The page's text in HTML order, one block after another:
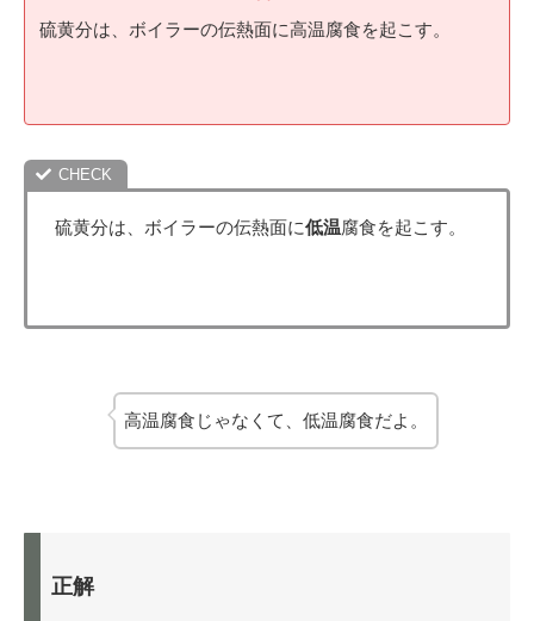
硫黄分は、ボイラーの伝熱面に高温腐食を起こす。
硫黄分は、ボイラーの伝熱面に低温腐食を起こす。
高温腐食じゃなくて、低温腐食だよ。
正解